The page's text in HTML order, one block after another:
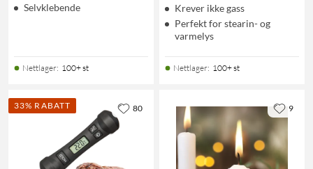
Selvklebende
Nettlager: 100+ st
Krever ikke gass
Perfekt for stearin- og
varmelys
Nettlager: 100+ st
33% RABATT 80 9